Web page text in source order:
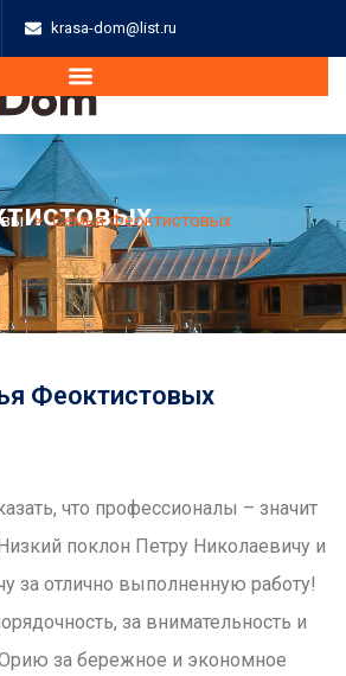
krasa-dom@list.ru
>Семья Феоктистовых
Феоктистовых
что профессионалы – значит
поклон Петру Николаевичу и
за отлично выполненную работу!
за внимательность и
за бережное и экономное